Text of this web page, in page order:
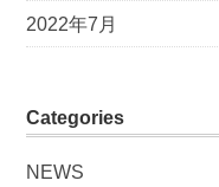
2022年7月
Categories
NEWS